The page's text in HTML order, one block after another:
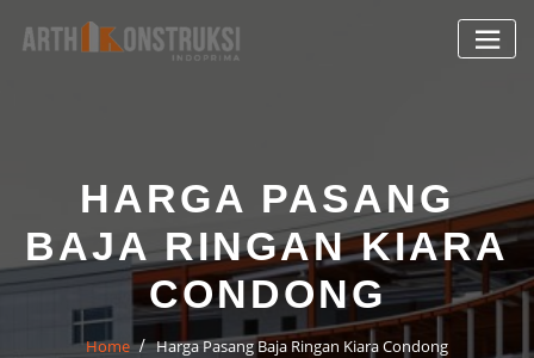
HARGA PASANG
BAJA RINGAN KIARA
CONDONG
Home Harga Pasang Baja Ringan Kiara Condong